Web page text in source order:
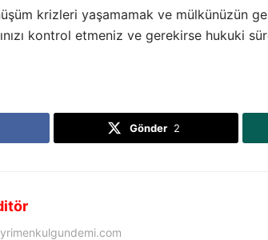
krizleri yaşamamak ve mülkünüzün
kontrol etmeniz ve gerekirse hukuki
Gönder 2